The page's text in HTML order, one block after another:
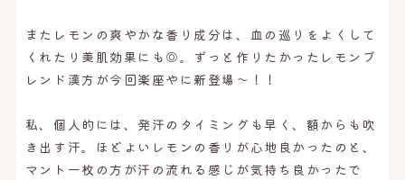
またレモンの爽やかな香り成分は、血の巡りをよくして
くれたり美肌効果にも◎。ずっと作りたかったレモンブ
レンド漢方が今回楽座やに新登場〜！！
私、個人的には、発汗のタイミングも早く、額からも吹
き出す汗。ほどよいレモンの香りが心地良かったのと、
マント一枚の方が汗の流れる感じが気持ち良かったで